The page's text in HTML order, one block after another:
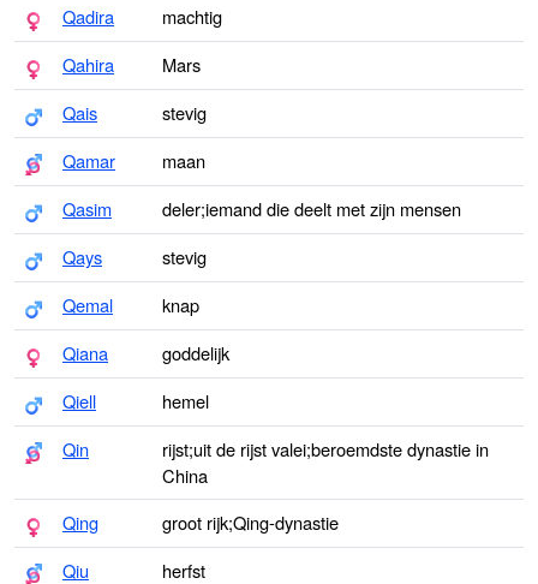
Qadira
machtig
Qahira
Mars
Qais
stevig
Qamar
maan
Qasim
deler;iemand die deelt met zijn mensen
Qays
stevig
Qemal
knap
Qiana
goddelijk
Qiell
hemel
Qin
rijst;uit de rijst valei;beroemdste dynastie in
China
Qing
groot rijk;Qing-dynastie
Qiu
herfst